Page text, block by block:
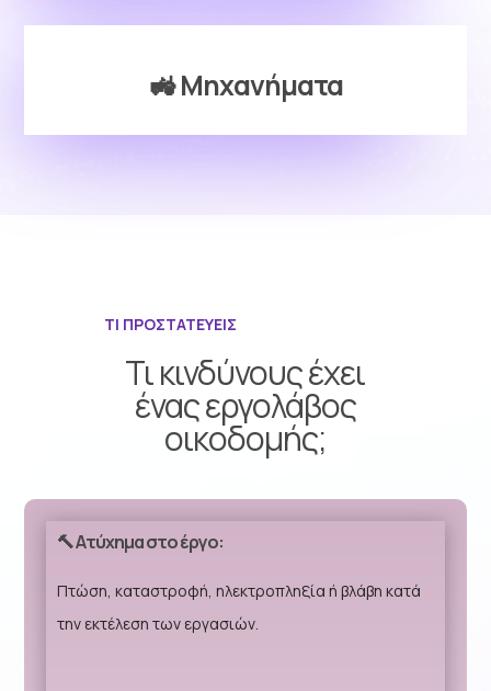
🚜 Μηχανήματα
ΤΙ ΠΡΟΣΤΑΤΕΥΕΙΣ
Τι κινδύνους έχει
ένας εργολάβος
οικοδομής;
🔨 Ατύχημα στο έργο:
Πτώση, καταστροφή, ηλεκτροπληξία ή βλάβη κατά
την εκτέλεση των εργασιών.